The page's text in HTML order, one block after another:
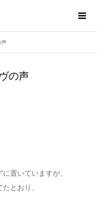
声
の声
置いていますが、
とおり、